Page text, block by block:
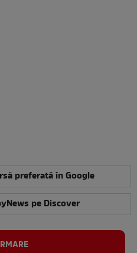
preferată în Google
pe Discover